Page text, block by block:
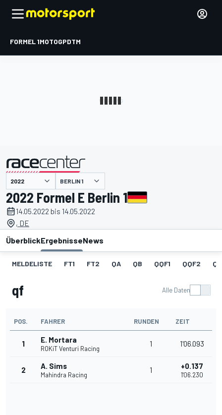
FORMEL 1MOTOGPDTM
BERLIN 1
2022 Formel E Berlin 1
14.05.2022 bis 14.05.2022
, DE
ÜberblickErgebnisseNews
MELDELISTE FT1 FT2 QA QB QQF1 QQF2
qf Alle Daten
POS. FAHRER RUNDEN ZEIT
1 E. Mortara
ROKiT Venturi Racing
1 1'06.093
2 A. Sims
Mahindra Racing
1 +0.137
1'06.230